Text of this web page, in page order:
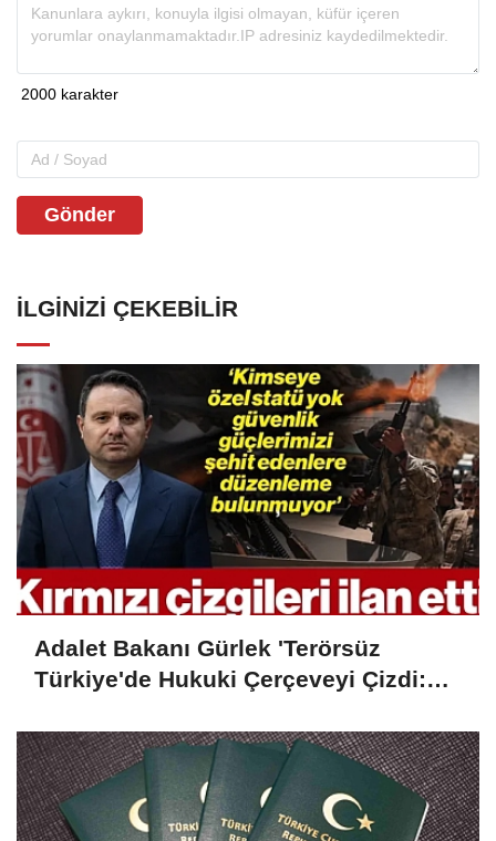
Gönder
İLGINIZI ÇEKEBILIR
Adalet Bakanı Gürlek 'Terörsüz
Türkiye'de Hukuki Çerçeveyi Çizdi: